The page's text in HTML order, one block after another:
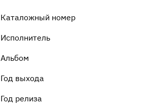
Каталожный номер
Исполнитель
Альбом
Год выхода
Год релиза